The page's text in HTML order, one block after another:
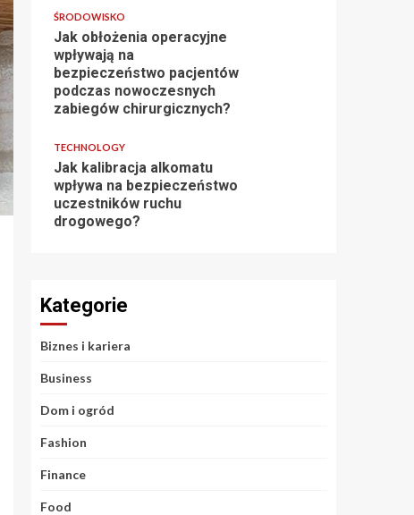
ŚRODOWISKO
Jak obłożenia operacyjne
wpływają na
bezpieczeństwo pacjentów
podczas nowoczesnych
zabiegów chirurgicznych?
TECHNOLOGY
Jak kalibracja alkomatu
wpływa na bezpieczeństwo
uczestników ruchu
drogowego?
Kategorie
Biznes i kariera
Business
Dom i ogród
Fashion
Finance
Food